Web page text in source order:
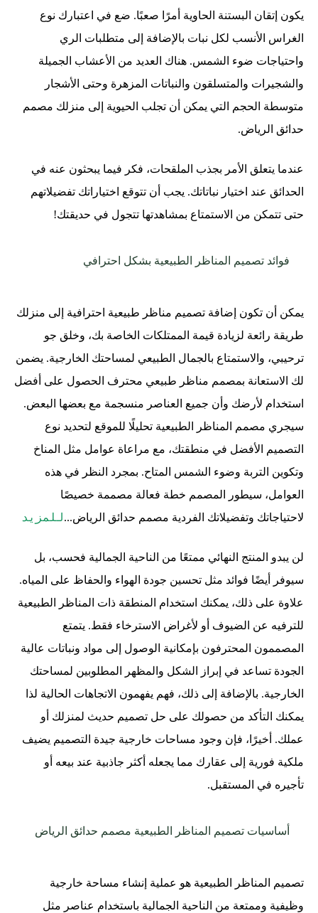
يكون إتقان البستنة الحاوية أمرًا صعبًا. ضع في اعتبارك نوع
الغراس الأنسب لكل نبات بالإضافة إلى متطلبات الري
واحتياجات ضوء الشمس. هناك العديد من الأعشاب الجميلة
والشجيرات والمتسلقون والنباتات المزهرة وحتى الأشجار
متوسطة الحجم التي يمكن أن تجلب الحيوية إلى منزلك مصمم
حدائق الرياض.
عندما يتعلق الأمر بجذب الملقحات، فكر فيما يبحثون عنه في
الحدائق عند اختيار نباتاتك. يجب أن تتوقع اختياراتك تفضيلاتهم
حتى تتمكن من الاستمتاع بمشاهدتها تتجول في حديقتك!
فوائد تصميم المناظر الطبيعية بشكل احترافي
يمكن أن تكون إضافة تصميم مناظر طبيعية احترافية إلى منزلك
طريقة رائعة لزيادة قيمة الممتلكات الخاصة بك، وخلق جو
ترحيبي، والاستمتاع بالجمال الطبيعي لمساحتك الخارجية. يضمن
لك الاستعانة بمصمم مناظر طبيعي محترف الحصول على أفضل
استخدام لأرضك وأن جميع العناصر منسجمة مع بعضها البعض.
سيجري مصمم المناظر الطبيعية تحليلًا للموقع لتحديد نوع
التصميم الأفضل في منطقتك، مع مراعاة عوامل مثل المناخ
وتكوين التربة وضوء الشمس المتاح. بمجرد النظر في هذه
العوامل، سيطور المصمم خطة فعالة مصممة خصيصًا
لاحتياجاتك وتفضيلاتك الفردية مصمم حدائق الرياض...للمزيد
لن يبدو المنتج النهائي ممتعًا من الناحية الجمالية فحسب، بل
سيوفر أيضًا فوائد مثل تحسين جودة الهواء والحفاظ على المياه.
علاوة على ذلك، يمكنك استخدام المنطقة ذات المناظر الطبيعية
للترفيه عن الضيوف أو لأغراض الاسترخاء فقط. يتمتع
المصممون المحترفون بإمكانية الوصول إلى مواد ونباتات عالية
الجودة تساعد في إبراز الشكل والمظهر المطلوبين لمساحتك
الخارجية. بالإضافة إلى ذلك، فهم يفهمون الاتجاهات الحالية لذا
يمكنك التأكد من حصولك على حل تصميم حديث لمنزلك أو
عملك. أخيرًا، فإن وجود مساحات خارجية جيدة التصميم يضيف
ملكية فورية إلى عقارك مما يجعله أكثر جاذبية عند بيعه أو
تأجيره في المستقبل.
أساسيات تصميم المناظر الطبيعية مصمم حدائق الرياض
تصميم المناظر الطبيعية هو عملية إنشاء مساحة خارجية
وظيفية وممتعة من الناحية الجمالية باستخدام عناصر مثل